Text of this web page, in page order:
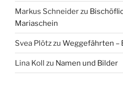
Markus Schneiderzu
Mariaschein
Svea Plötzzu Weggefährten –
Lina Koll zu Namen und Bilder